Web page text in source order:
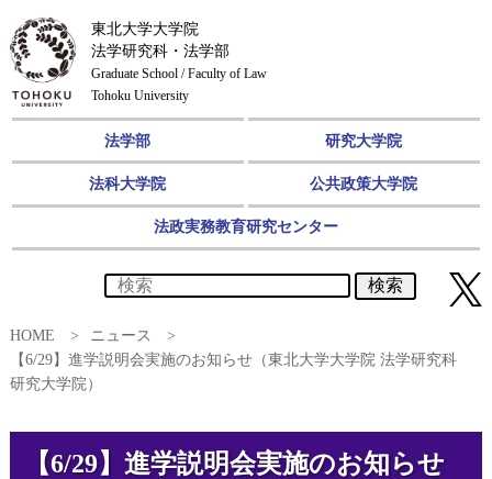
東北大学大学院
法学研究科・法学部
Graduate School / Faculty of Law
Tohoku University
法学部 研究大学院
法科大学院 公共政策大学院
法政実務教育研究センター
検索
HOME
ニュース
【6/29】進学説明会実施のお知らせ（東北大学大学院 法学研究科
研究大学院）
【6/29】進学説明会実施のお知らせ